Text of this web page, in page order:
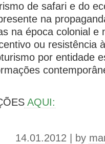
de safari e do
na
na época colonial e
ou resistência
por entidade
AQUI:
14.01.2012 | by